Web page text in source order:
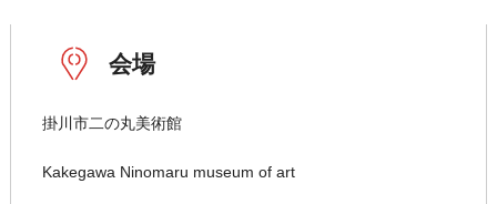
会場
掛川市二の丸美術館
Kakegawa Ninomaru museum of art